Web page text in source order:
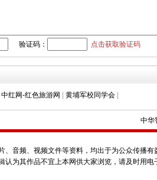
验证码： 点击获取验证码
中红网-红色旅游网 | 黄埔军校同学会 |
中华
音频、视频文件等资料，均出于为公众传播
认为其作品不宜上本网供大家浏览，请及时用